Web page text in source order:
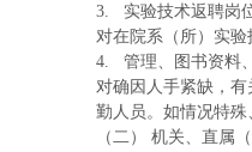
3.
实验技术返聘岗
对在院系（所）实
4.
管理、图书资料
对确因人手紧缺，
勤人员。如情况特
（二） 机关、直属